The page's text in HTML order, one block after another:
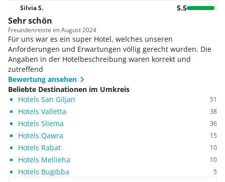
Silvia S. 5.5
Sehr schön
Freundenreiste im August 2024
Für uns war es ein super Hotel, welches unseren
Anforderungen und Erwartungen völlig gerecht wurden. Die
Angaben in der Hotelbeschreibung waren korrekt und
zutreffend
Bewertung ansehen
Beliebte Destinationen im Umkreis
Hotels San Giljan
51
Hotels Valletta 38
Hotels Sliema 36
Hotels Qawra 15
Hotels Rabat 10
Hotels Mellieha 10
Hotels Bugibba 5